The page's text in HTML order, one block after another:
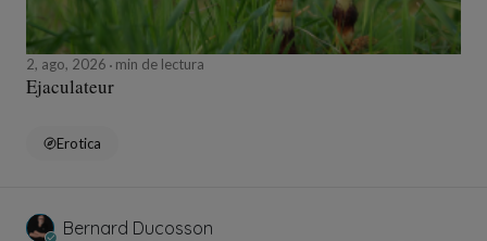
2, ago, 2026 min de lectura
Ejaculateur
Erotica
Bernard Ducosson